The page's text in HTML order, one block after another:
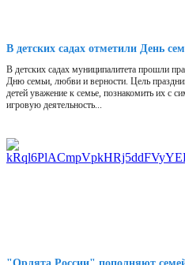
В детских садах отметили День
В детских садах муниципалитета прошли
Дню семьи, любви и верности. Цель
детей уважение к семье, познакомить их с
игровую деятельность...